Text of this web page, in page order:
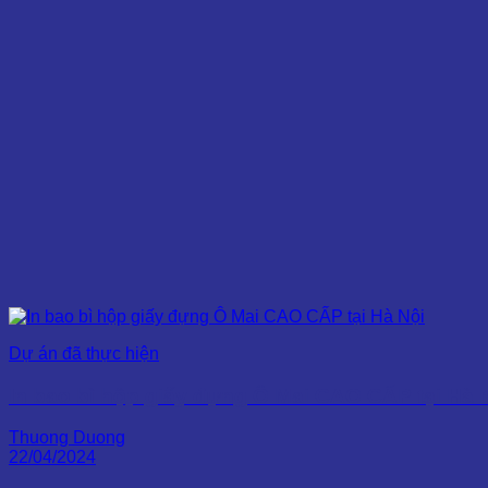
Dự án đã thực hiện
Thuong Duong
22/04/2024